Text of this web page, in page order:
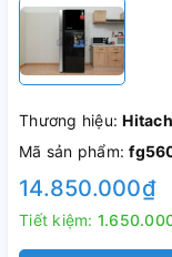
Thương hiệu:
Mã sản phẩm:
14.850.000₫
Tiết kiệm: